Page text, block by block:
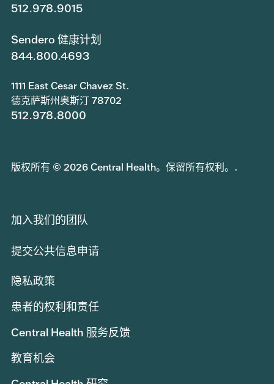
512.978.9015
Sendero 健康计划
844.800.4693
1111 East Cesar Chavez St.
德克萨斯州奥斯汀 78702
512.978.8000
版权所有 © 2026 Central Health。保留所有权利。.
加入我们的团队
提交公共信息申请
隐私政策
患者的权利和责任
Central Health 服务反馈
教育机会